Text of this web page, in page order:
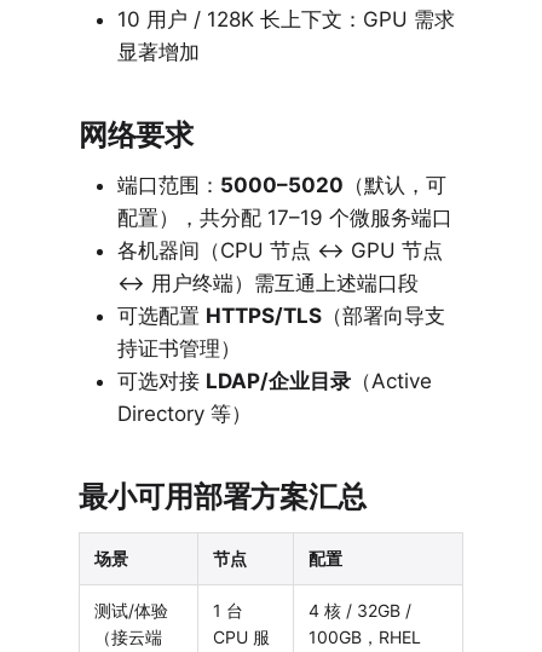
10 用户 / 128K 长上下文：GPU 需求
显著增加
网络要求
端口范围： 5000–5020 （默认，可
配置），共分配 17–19 个微服务端口
各机器间（CPU 节点 ↔ GPU 节点
↔ 用户终端）需互通上述端口段
可选配置 HTTPS/TLS（部署向导支
持证书管理）
可选对接 LDAP/企业目录（Active
Directory 等）
最小可用部署方案汇总
场景 节点 配置
测试/体验
（接云端
1 台
CPU 服
4 核 / 32GB /
100GB，RHEL